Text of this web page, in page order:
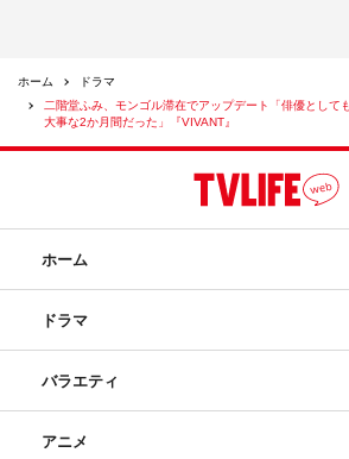
ホーム
ドラマ
二階堂ふみ、モンゴル滞在でアップデート「俳優として
大事な2か月間だった」『VIVANT』
ホーム
ドラマ
バラエティ
アニメ